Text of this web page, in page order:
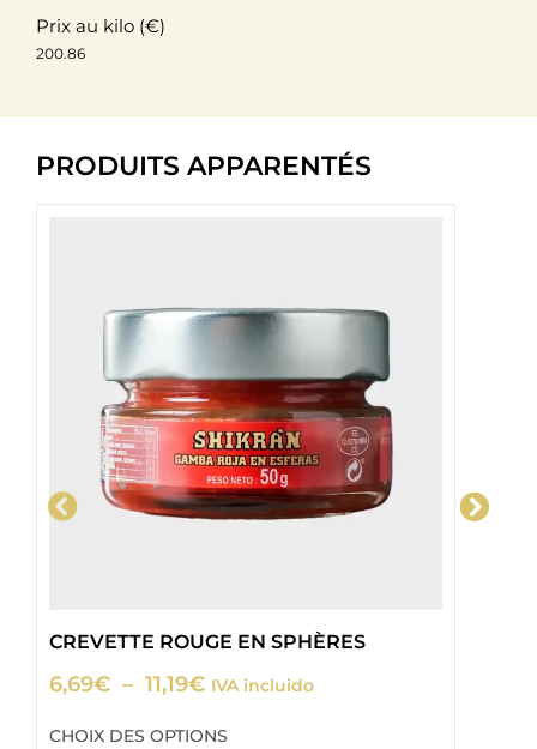
Prix ​​au kilo (€)
200.86
PRODUITS APPARENTÉS
CREVETTE ROUGE EN SPHÈRES
6,69€ – 11,19€ IVA incluido
CHOIX DES OPTIONS